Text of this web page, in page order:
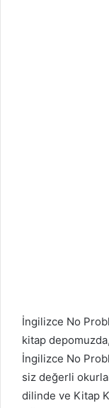
İngilizce No
kitap depomuzda,
İngilizce No
siz değerli
dilinde ve Kitap